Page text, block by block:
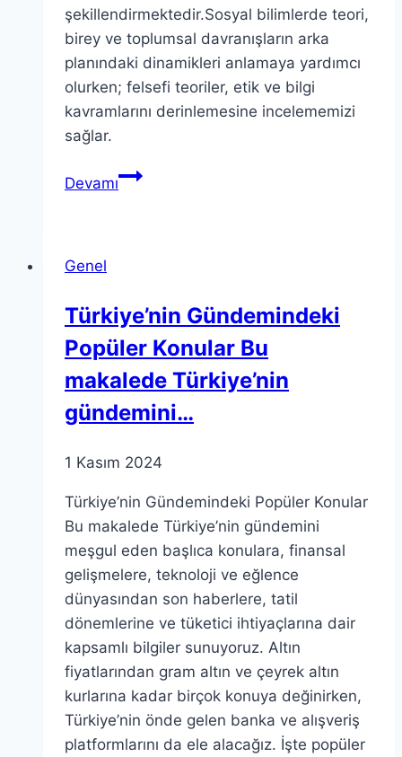
şekillendirmektedir.Sosyal bilimlerde teori,
birey ve toplumsal davranışların arka
planındaki dinamikleri anlamaya yardımcı
olurken; felsefi teoriler, etik ve bilgi
kavramlarını derinlemesine incelememizi
sağlar.
DevamıTeori’nin
Genel
Türkiye’nin Gündemindeki
Popüler Konular Bu
makalede Türkiye’nin
gündemini…
1 Kasım 2024
Türkiye’nin Gündemindeki Popüler Konular
Bu makalede Türkiye’nin gündemini
meşgul eden başlıca konulara, finansal
gelişmelere, teknoloji ve eğlence
dünyasından son haberlere, tatil
dönemlerine ve tüketici ihtiyaçlarına dair
kapsamlı bilgiler sunuyoruz. Altın
fiyatlarından gram altın ve çeyrek altın
kurlarına kadar birçok konuya değinirken,
Türkiye’nin önde gelen banka ve alışveriş
platformlarını da ele alacağız. İşte popüler